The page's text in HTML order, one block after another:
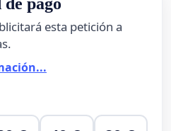
pago
esta petición a